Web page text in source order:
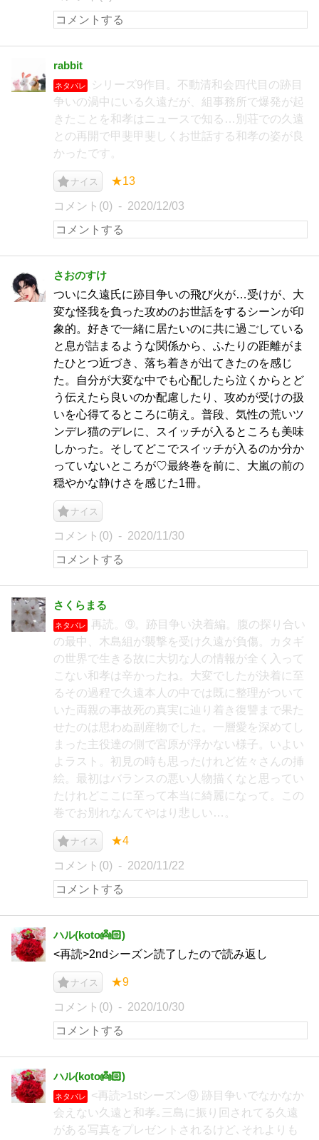
rabbit
ネタバレ
シリーズ9作目。不動清和会四代目の跡目
争いの渦中にいる久遠だが、組事務所で爆発が起
きたことを和孝はニュースで知る…別荘での久遠
との再開で甲斐甲斐しくお世話する和孝の姿が良
かったです。
ナイス ★13
コメント(0) 2020/12/03
さおのすけ
ついに久遠氏に跡目争いの飛び火が…受けが、大
変な怪我を負った攻めのお世話をするシーンが印
象的。好きで一緒に居たいのに共に過ごしている
と息が詰まるような関係から、ふたりの距離がま
たひとつ近づき、落ち着きが出てきたのを感じ
た。自分が大変な中でも心配したら泣くからとど
う伝えたら良いのか配慮したり、攻めが受けの扱
いを心得てるところに萌え。普段、気性の荒いツ
ンデレ猫のデレに、スイッチが入るところも美味
しかった。そしてどこでスイッチが入るのか分か
っていないところが♡最終巻を前に、大嵐の前の
穏やかな静けさを感じた1冊。
ナイス
コメント(0) 2020/11/30
さくらまる
ネタバレ
再読。➈。跡目争い決着編。腹の探り合い
の最中、木島組が襲撃を受け久遠が負傷。カタギ
の世界で生きる故に大切な人の情報が全く入って
こない和孝は辛かったね。大変でしたが決着に至
るその過程で久遠本人の中では既に整理がついて
いた両親の事故死の真実に辿り着き復讐まで果た
せたのは思わぬ副産物でした。一層愛を深めてし
まった主役達の側で宮原が浮かない様子。いよい
よラスト。初見の時も思ったけれど佐々さんの挿
絵。最初はバランスの悪い人物描くなと思ってい
たけれどここに至って本当に綺麗になって。この
巻でお別れなんてやはり悲しい…。
ナイス ★4
コメント(0) 2020/11/22
ハル(koto👼🏻‎)
<再読>2ndシーズン読了したので読み返し
ナイス ★9
コメント(0) 2020/10/30
ハル(koto👼🏻‎)
ネタバレ
<再読>1stシーズン⑨ 跡目争いでなかなか
会えない久遠と和孝｡三島に振り回されてる久遠
がある写真をプレゼントされるけど､それよりも